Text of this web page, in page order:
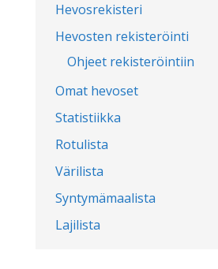
Hevosrekisteri
Hevosten rekisteröinti
Ohjeet rekisteröintiin
Omat hevoset
Statistiikka
Rotulista
Värilista
Syntymämaalista
Lajilista